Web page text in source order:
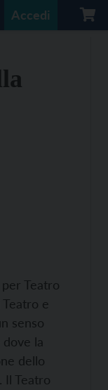
Accedi
Teatro
e
senso
la
dello
Il Teatro